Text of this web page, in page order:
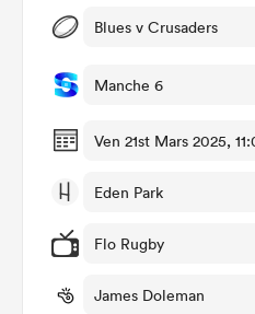
Blues v Crusaders
Manche 6
Ven 21st Mars 2025,
Eden Park
Flo Rugby
James Doleman